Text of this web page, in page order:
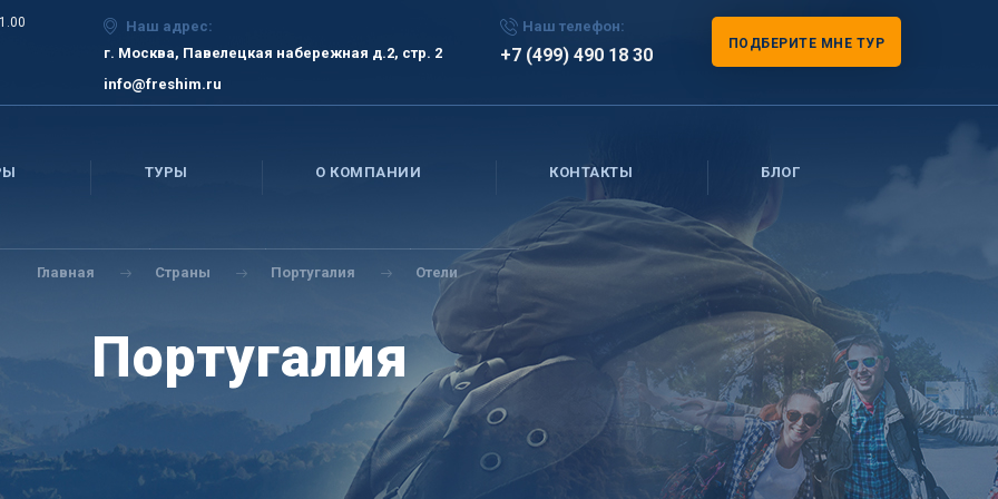
Наш адрес:
г. Москва, Павелецкая набережная д.2, стр. 2
info@freshim.ru
Наш телефон:
+7 (499) 490 18 30
ПОДБЕРИТЕ МНЕ ТУР
ТУРЫ О КОМПАНИИ КОНТАКТЫ БЛОГ
Главная Страны Португалия Отели
Португалия